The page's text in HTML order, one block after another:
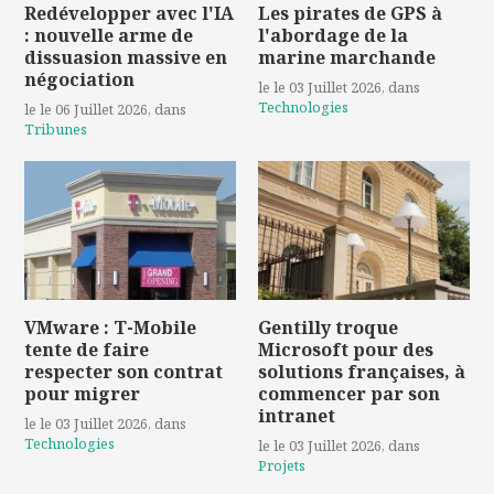
Redévelopper avec l'IA
: nouvelle arme de
dissuasion massive en
négociation
le le 06 Juillet 2026, dans
Tribunes
Les pirates de GPS à
l'abordage de la
marine marchande
le le 03 Juillet 2026, dans
Technologies
VMware : T-Mobile
tente de faire
respecter son contrat
pour migrer
le le 03 Juillet 2026, dans
Technologies
Gentilly troque
Microsoft pour des
solutions françaises, à
commencer par son
intranet
le le 03 Juillet 2026, dans
Projets